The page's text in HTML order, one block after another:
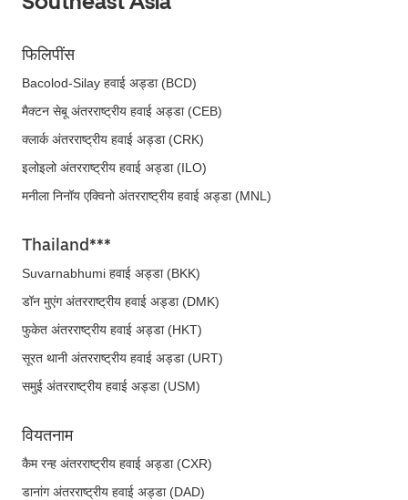
फिलिपींस
Bacolod-Silay हवाई अड्डा (BCD)
मैक्टन सेबू अंतरराष्ट्रीय हवाई अड्डा (CEB)
क्लार्क अंतरराष्ट्रीय हवाई अड्डा (CRK)
इलोइलो अंतरराष्ट्रीय हवाई अड्डा (ILO)
मनीला निनॉय एक्विनो अंतरराष्ट्रीय हवाई अड्डा (MNL)
Thailand***
Suvarnabhumi हवाई अड्डा (BKK)
डॉन मुएंग अंतरराष्ट्रीय हवाई अड्डा (DMK)
फुकेत अंतरराष्ट्रीय हवाई अड्डा (HKT)
सूरत थानी अंतरराष्ट्रीय हवाई अड्डा (URT)
समुई अंतरराष्ट्रीय हवाई अड्डा (USM)
वियतनाम
कैम रन्ह अंतरराष्ट्रीय हवाई अड्डा (CXR)
डानांग अंतरराष्ट्रीय हवाई अड्डा (DAD)